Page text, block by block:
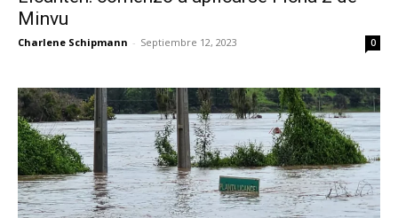
Minvu
Charlene Schipmann - Septiembre 12, 2023 0